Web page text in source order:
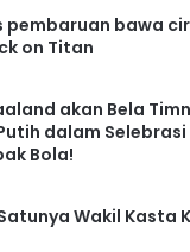
pembaruan bawa
on Titan
akan Bela
dalam
Bola!
Wakil Kasta